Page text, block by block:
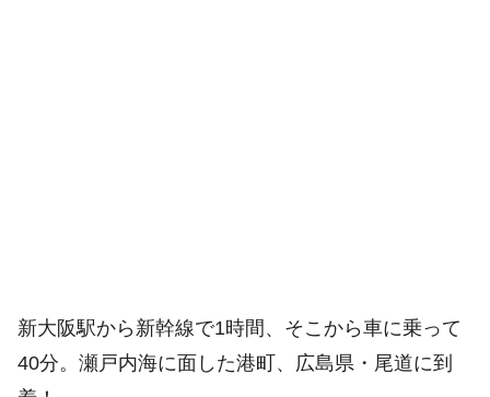
新大阪駅から新幹線で1時間、そこから車に乗って
40分。瀬戸内海に面した港町、広島県・尾道に到